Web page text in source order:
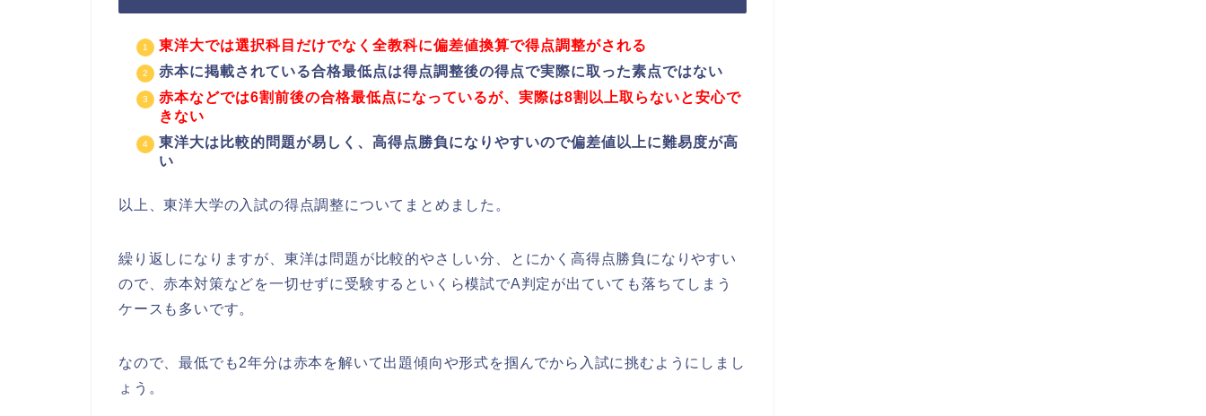
東洋大では選択科目だけでなく全教科に偏差値換算で得点調整がされる
赤本に掲載されている合格最低点は得点調整後の得点で実際に取った素点ではない
赤本などでは6割前後の合格最低点になっているが、実際は8割以上取らないと安心で
きない
東洋大は比較的問題が易しく、高得点勝負になりやすいので偏差値以上に難易度が高
い
以上、東洋大学の入試の得点調整についてまとめました。
繰り返しになりますが、東洋は問題が比較的やさしい分、とにかく高得点勝負になりやすい
ので、赤本対策などを一切せずに受験するといくら模試でA判定が出ていても落ちてしまう
ケースも多いです。
なので、最低でも2年分は赤本を解いて出題傾向や形式を掴んでから入試に挑むようにしまし
ょう。